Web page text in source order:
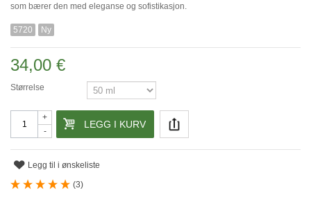
som bærer den med eleganse og sofistikasjon.
5720 Ny
34,00 €
Størrelse
-
+
LEGG I KURV
Legg til i ønskeliste
(3)